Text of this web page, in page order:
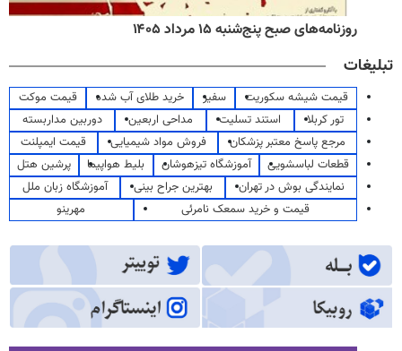
روزنامه‌های صبح پنج‌شنبه ۱۵ مرداد ۱۴۰۵
تبلیغات
قیمت شیشه سکوریت سفیر خرید طلای آب شده
قیمت موکت
تور کربلا
استند تسلیت مداحی اربعین
دوربین مداربسته
مرجع پاسخ معتبر پزشکان
فروش مواد شیمیایی
قیمت ایمپلنت
قطعات لباسشویی
آموزشگاه تیزهوشان بلیط هواپیما
پرشین هتل
نمایندگی بوش در تهران
بهترین جراح بینی
آموزشگاه زبان ملل
قیمت و خرید سمعک نامرئی
مهرینو